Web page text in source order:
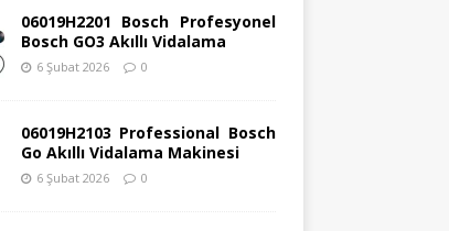
06019H2201 Bosch Profesyonel
Bosch GO3 Akıllı Vidalama
6 Şubat 2026 0
06019H2103 Professional Bosch
Go Akıllı Vidalama Makinesi
6 Şubat 2026 0